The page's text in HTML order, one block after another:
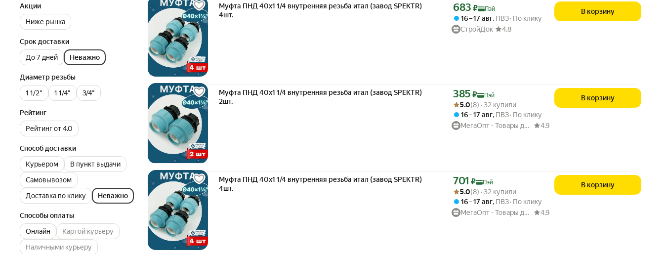
Акции
Ниже рынка
Срок доставки
До 7 дней
Неважно
Диаметр резьбы
1 1/2"
1 1/4" 3/4"
Рейтинг
Рейтинг от 4.0
Способ доставки
Курьером
В пункт выдачи
Самовывозом
Доставка по клику
Неважно
Способы оплаты
Онлайн
Картой курьеру
Наличными курьеру
Муфта ПНД 40х1 1/4 внутренняя резьба итал (завод SPEKTR)
4шт.
Цена с картой Яндекс Пэй 683 ₽ вместо
683 ₽ Пэй
16 – 17 авг, ПВЗ По клику
СтройДок
4.8
В корзину
Муфта ПНД 40х1 1/4 внутренняя резьба итал (завод SPEKTR)
2шт.
Цена с картой Яндекс Пэй 385 ₽ вместо
385 ₽
Пэй
Рейтинг товара: 5.0 из 5
Оценок: (8) · 32 купили
5.0(8) · 32 купили
16 – 17 авг, ПВЗ По клику
МегаОпт - Товары для дома
4.9
В корзину
Муфта ПНД 40х1 1/4 внутренняя резьба итал (завод SPEKTR)
4шт.
Цена с картой Яндекс Пэй 701 ₽ вместо
701 ₽
Пэй
Рейтинг товара: 5.0 из 5
Оценок: (8) · 32 купили
5.0(8) · 32 купили
16 – 17 авг, ПВЗ По клику
МегаОпт - Товары для дома
4.9
В корзину